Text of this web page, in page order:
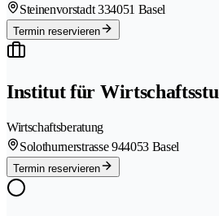
Steinenvorstadt 334051 Basel
Termin reservieren
Institut für
Wirtschaftsberatung
Solothurnerstrasse 944053 Basel
Termin reservieren